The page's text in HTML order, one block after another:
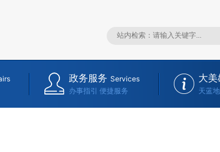
政务服务 Services
办事指引 便捷服务
大
天蓝